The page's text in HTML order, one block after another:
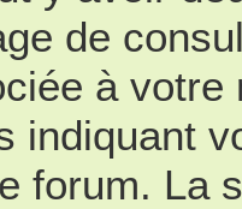
de
à votre
indiquant
forum. La